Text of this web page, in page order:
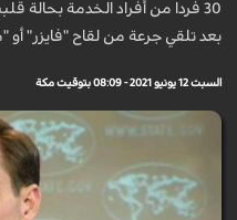
30 فردا من أفراد الخدمة بحالة
بعد تلقي جرعة من لقاح "فايزر" أو
السبت 12 يونيو 2021 - 08:09 بتوقيت مكة